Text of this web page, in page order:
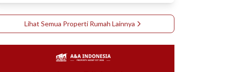
Lihat Semua Properti Rumah Lainnya